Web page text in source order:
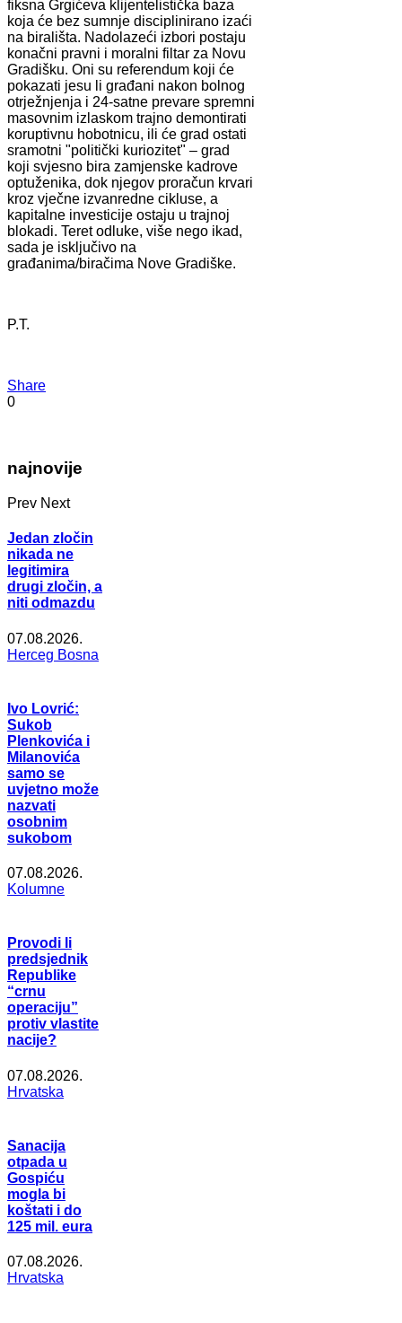
fiksna Grgićeva klijentelistička baza
koja će bez sumnje disciplinirano izaći
na birališta. Nadolazeći izbori postaju
konačni pravni i moralni filtar za Novu
Gradišku. Oni su referendum koji će
pokazati jesu li građani nakon bolnog
otrježnjenja i 24-satne prevare spremni
masovnim izlaskom trajno demontirati
koruptivnu hobotnicu, ili će grad ostati
sramotni "politički kuriozitet" – grad
koji svjesno bira zamjenske kadrove
optuženika, dok njegov proračun krvari
kroz vječne izvanredne cikluse, a
kapitalne investicije ostaju u trajnoj
blokadi. Teret odluke, više nego ikad,
sada je isključivo na
građanima/biračima Nove Gradiške.
P.T.
Share
0
najnovije
Prev Next
Jedan zločin
nikada ne
legitimira
drugi zločin, a
niti odmazdu
07.08.2026.
Herceg Bosna
Ivo Lovrić:
Sukob
Plenkovića i
Milanovića
samo se
uvjetno može
nazvati
osobnim
sukobom
07.08.2026.
Kolumne
Provodi li
predsjednik
Republike
“crnu
operaciju”
protiv vlastite
nacije?
07.08.2026.
Hrvatska
Sanacija
otpada u
Gospiću
mogla bi
koštati i do
125 mil. eura
07.08.2026.
Hrvatska